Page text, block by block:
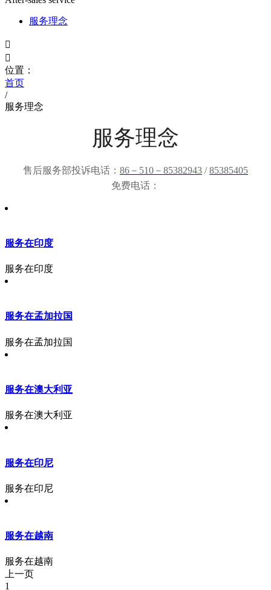
服务理念


位置：
首页
/
服务理念
服务理念
售后服务部投诉电话： 86－510－85382943 /85385405
免费电话：
服务在印度
服务在印度
服务在孟加拉国
服务在孟加拉国
服务在澳大利亚
服务在澳大利亚
服务在印尼
服务在印尼
服务在越南
服务在越南
上一页
1